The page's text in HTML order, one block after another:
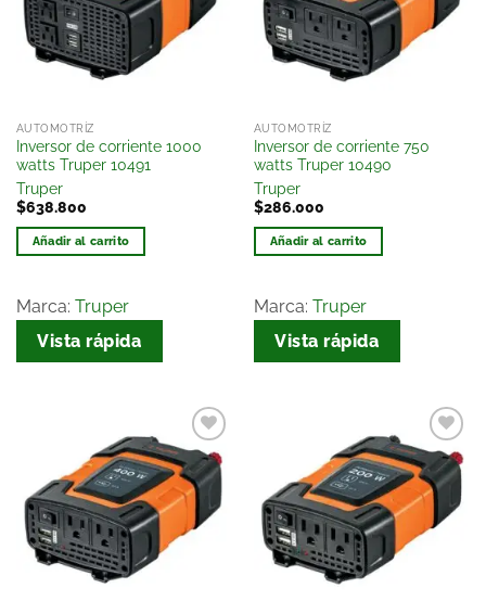
deseos
AUTOMOTRÍZ
Inversor de corriente 1000
watts Truper 10491
Truper
$638.800
Añadir al carrito
Marca: Truper
Vista rápida
deseos
AUTOMOTRÍZ
Inversor de corriente 750
watts Truper 10490
Truper
$286.000
Añadir al carrito
Marca: Truper
Vista rápida
Añadir
a la
lista
deseos
Añadir
a la
lista
deseos